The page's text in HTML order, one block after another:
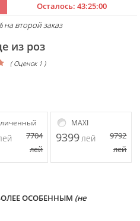
Осталось:43:25:00
на второй заказ
из роз
( Оценок 1 )
7704
лей
MAXI
9399 лей
9792
лей
ОСОБЕННЫМ (не